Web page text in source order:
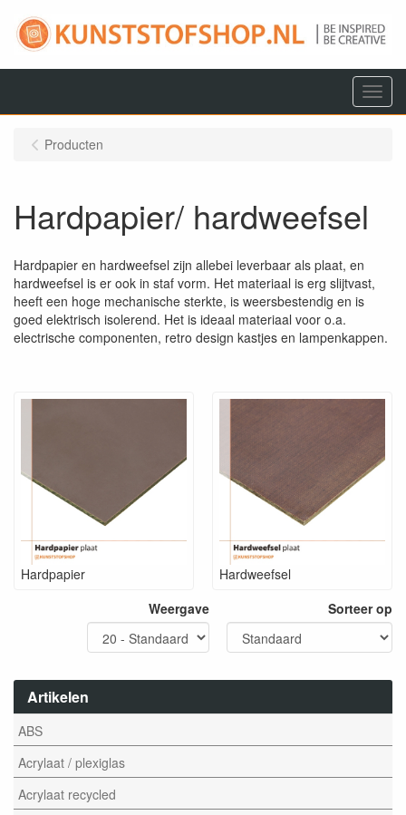
Menu
Artikelen
ABS
Acrylaat / plexiglas
Acrylaat recycled
Producten
Hardpapier/ hardweefsel
Hardpapier en hardweefsel zijn allebei leverbaar als plaat, en
hardweefsel is er ook in staf vorm. Het materiaal is erg slijtvast,
heeft een hoge mechanische sterkte, is weersbestendig en is
goed elektrisch isolerend. Het is ideaal materiaal voor o.a.
electrische componenten, retro design kastjes en lampenkappen.
Hardpapier
Hardweefsel
Weergave
Sorteer op